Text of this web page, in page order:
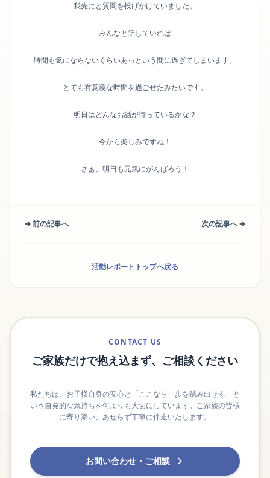
我先にと質問を投げかけていました。
みんなと話していれば
時間も気にならないくらいあっという間に過ぎてしまいます。
とても有意義な時間を過ごせたみたいです。
明日はどんなお話が待っているかな？
今から楽しみですね！
さぁ、明日も元気にがんばろう！
➔ 前の記事へ 次の記事へ ➔
活動レポートトップへ戻る
CONTACT US
ご家族だけで抱え込まず、ご相談ください
私たちは、お子様自身の安心と「ここなら一歩を踏み出せる」と
いう自発的な気持ちを何よりも大切にしています。ご家族の皆様
に寄り添い、あせらず丁寧に伴走いたします。
お問い合わせ・ご相談